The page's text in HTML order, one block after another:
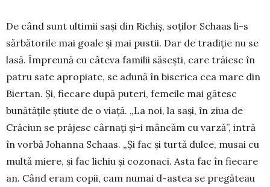
De când sunt ultimii sași din Richiș, soților Schaas li-s
sărbătorile mai goale și mai pustii. Dar de tradiție nu se
lasă. Împreună cu câteva familii săsești, care trăiesc în
patru sate apropiate, se adună în biserica cea mare din
Biertan. Și, fiecare du­pă puteri, femeile mai gătesc
bunătățile știute de o viață. „La noi, la sași, în ziua de
Crăciun se pră­jesc cârnați și-i mâncăm cu varză”, intră
în vor­bă Johanna Schaas. „Și fac și turtă dulce, mu­sai cu
multă miere, și fac lichiu și cozonaci. Asta fac în fiecare
an. Când eram copii, cam numai d-astea se pregăteau